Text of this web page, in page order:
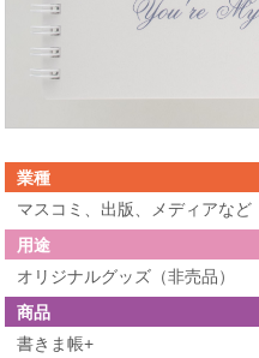
業種
マスコミ、出版、メディアなど
用途
オリジナルグッズ（非売品）
商品
書きま帳+